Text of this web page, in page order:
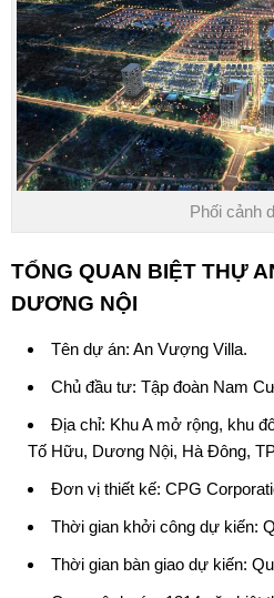
Phối cảnh
TỔNG QUAN BIỆT THỰ
DƯƠNG NỘI
Tên dự án: An Vượng Villa.
Chủ đầu tư: Tập đoàn Nam
Địa chỉ: Khu A mở rộng, khu
Tố Hữu, Dương Nội, Hà Đông,
Đơn vị thiết kế: CPG
Thời gian khởi công dự kiến:
Thời gian bàn giao dự kiến: